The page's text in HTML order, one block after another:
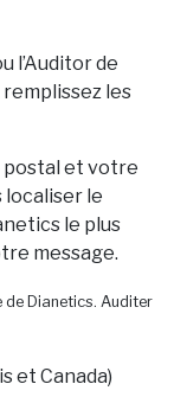
l’Auditor de
les
postal et votre
localiser le
le plus
message.
de Dianetics. Auditer
et Canada)